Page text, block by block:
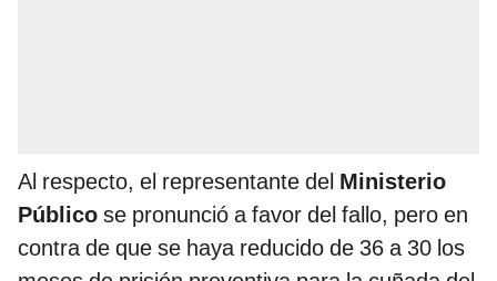
Al respecto, el representante del Ministerio
Público se pronunció a favor del fallo, pero en
contra de que se haya reducido de 36 a 30 los